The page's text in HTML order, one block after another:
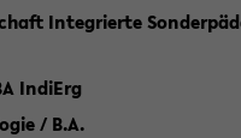
Integrierte
IndiErg
/ B.A.